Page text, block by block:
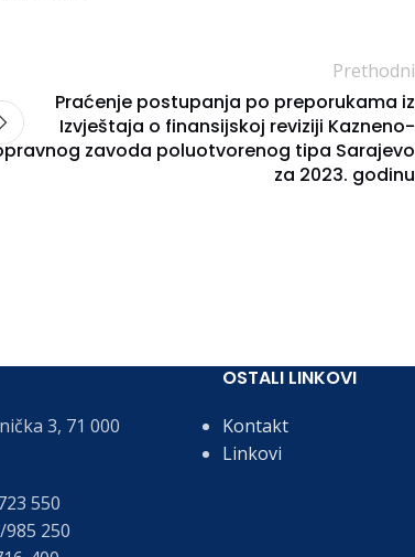
Prethodni
Praćenje postupanja po preporukama iz
Izvještaja o finansijskoj reviziji Kazneno-
zavoda poluotvorenog tipa Sarajevo
za 2023. godinu
3, 71 000
550
985 250
OSTALI LINKOVI
Kontakt
Linkovi